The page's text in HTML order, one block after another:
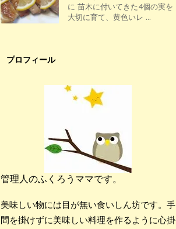
に 苗木に付いてきた4個の実を
大切に育て、黄色いレ ...
プロフィール
管理人のふくろうママです。
美味しい物には目が無い食いしん坊です。手
間を掛けずに美味しい料理を作るように心掛